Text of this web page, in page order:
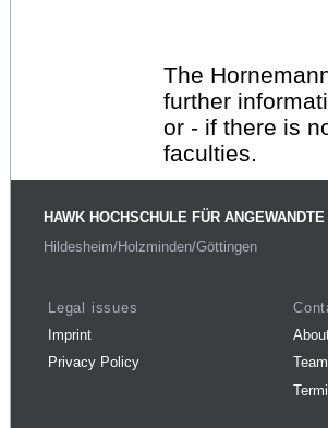
The
further
or - if there is
faculties.
HAWK HOCHSCHULE FÜR
Hildesheim/Holzminden/Göttingen
Legal issues
Imprint
Privacy Policy